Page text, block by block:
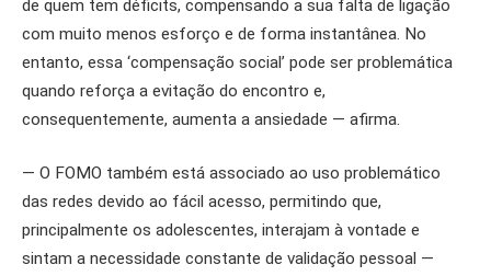
de quem tem déficits, compensando a sua falta de ligação
com muito menos esforço e de forma instantânea. No
entanto, essa ‘compensação social’ pode ser problemática
quando reforça a evitação do encontro e,
consequentemente, aumenta a ansiedade — afirma.
— O FOMO também está associado ao uso problemático
das redes devido ao fácil acesso, permitindo que,
principalmente os adolescentes, interajam à vontade e
sintam a necessidade constante de validação pessoal —